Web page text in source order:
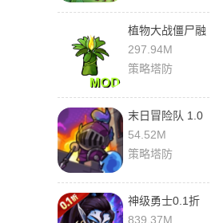
植物大战僵尸融
合版魔改版 1.1
安卓版
297.94M
策略塔防
末日冒险队 1.0
安卓版
54.52M
策略塔防
神级勇士0.1折
版 v1.0.2 安卓
839.37M